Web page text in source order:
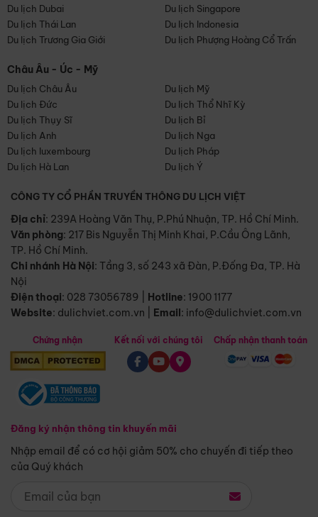
Du lịch Dubai
Du lịch Singapore
Du lịch Thái Lan
Du lịch Indonesia
Du lịch Trương Gia Giới
Du lịch Phượng Hoàng Cổ Trấn
Châu Âu - Úc - Mỹ
Du lịch Châu Âu
Du lịch Mỹ
Du lịch Đức
Du lịch Thổ Nhĩ Kỳ
Du lịch Thụy Sĩ
Du lịch Bỉ
Du lịch Anh
Du lịch Nga
Du lịch luxembourg
Du lịch Pháp
Du lịch Hà Lan
Du lịch Ý
CÔNG TY CỔ PHẦN TRUYỀN THÔNG DU LỊCH VIỆT
Địa chỉ: 239A Hoàng Văn Thụ, P.Phú Nhuận, TP. Hồ Chí Minh.
Văn phòng: 217 Bis Nguyễn Thị Minh Khai, P.Cầu Ông Lãnh,
TP. Hồ Chí Minh.
Chi nhánh Hà Nội: Tầng 3, số 243 xã Đàn, P.Đống Đa, TP. Hà
Nội
Điện thoại: 028 73056789 Hotline: 1900 1177
Website: dulichviet.com.vn Email: info@dulichviet.com.vn
Chứng nhận
Đăng ký nhận thông tin khuyến mãi
Nhập email để có cơ hội giảm 50% cho chuyến đi tiếp theo
của Quý khách
Kết nối với chúng tôi Chấp nhận thanh toán